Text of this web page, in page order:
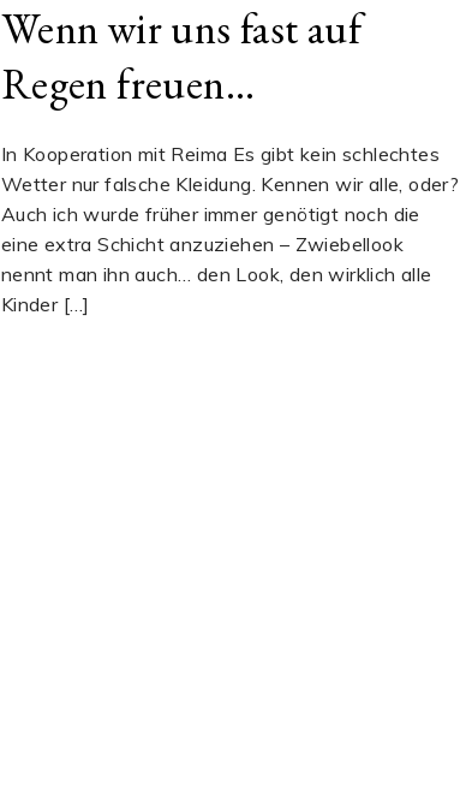
Wenn wir uns fast auf
Regen freuen…
In Kooperation mit Reima Es gibt kein schlechtes
Wetter nur falsche Kleidung. Kennen wir alle, oder?
Auch ich wurde früher immer genötigt noch die
eine extra Schicht anzuziehen – Zwiebellook
nennt man ihn auch… den Look, den wirklich alle
Kinder […]